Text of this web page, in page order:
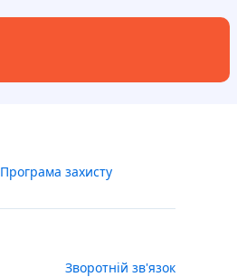
Програма захисту
Зворотній зв'язок